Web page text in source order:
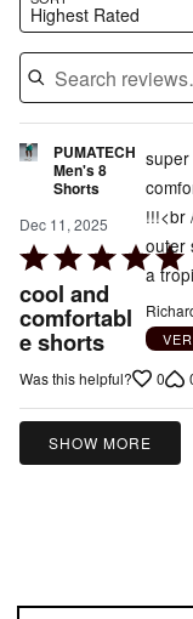
Highest Rated
PUMATECH
Men's 8
Shorts
Dec 11, 2025
Rated
5
out
of
5
cool and
comfortabl
e shorts
!!!<br
outer
a
Was this helpful? 0
SHOW MORE